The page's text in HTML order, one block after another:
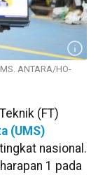
ANTARA/HO-
(FT)
(UMS)
nasional.
1 pada